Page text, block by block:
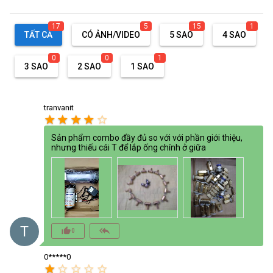
TẤT CẢ
17
CÓ ẢNH/VIDEO
5
5 SAO
15
4 SAO
1
3 SAO
0
2 SAO
0
1 SAO
1
T
tranvanit
star star star star star_border
Sản phẩm combo đầy đủ so với với phần giới thiệu,
nhưng thiếu cái T để lắp ống chính ở giữa
thumb_up_alt0 reply_all
0*****0
star star_border star_border star_border star_border